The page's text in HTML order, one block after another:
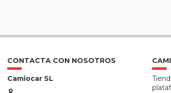
CONTACTA CON NOSOTROS
Camiocar SL